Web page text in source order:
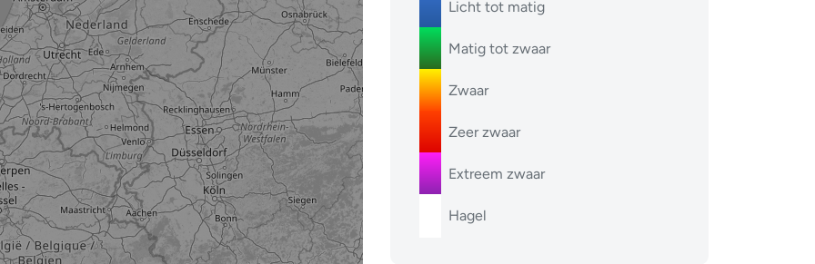
Licht tot matig
Matig tot zwaar
Zwaar
Zeer zwaar
Extreem zwaar
Hagel